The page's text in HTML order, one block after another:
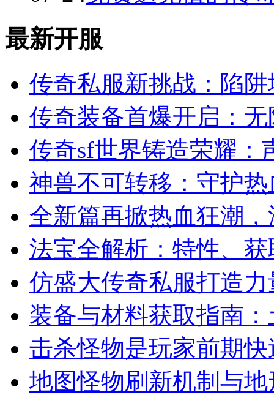
最新开服
传奇私服新挑战：陷
传奇装备首爆开启：
传奇sf世界铸造荣耀：
神兽不可转移：守护
全新篇再掀热血狂潮
法宝全解析：特性、
仿盛大传奇私服打造
装备与材料获取指南
击杀怪物是玩家前期
地图怪物刷新机制与